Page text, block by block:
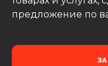
предложение по